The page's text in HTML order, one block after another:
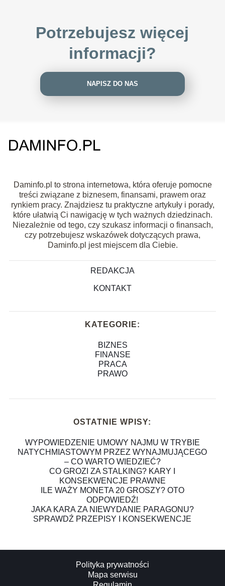
Potrzebujesz więcej
informacji?
NAPISZ DO NAS
Daminfo.pl to strona internetowa, która oferuje pomocne
treści związane z biznesem, finansami, prawem oraz
rynkiem pracy. Znajdziesz tu praktyczne artykuły i porady,
które ułatwią Ci nawigację w tych ważnych dziedzinach.
Niezależnie od tego, czy szukasz informacji o finansach,
czy potrzebujesz wskazówek dotyczących prawa,
Daminfo.pl jest miejscem dla Ciebie.
REDAKCJA
KONTAKT
KATEGORIE:
BIZNES
FINANSE
PRACA
PRAWO
OSTATNIE WPISY:
WYPOWIEDZENIE UMOWY NAJMU W TRYBIE
NATYCHMIASTOWYM PRZEZ WYNAJMUJĄCEGO
– CO WARTO WIEDZIEĆ?
CO GROZI ZA STALKING? KARY I
KONSEKWENCJE PRAWNE
ILE WAŻY MONETA 20 GROSZY? OTO
ODPOWIEDŹ!
JAKA KARA ZA NIEWYDANIE PARAGONU?
SPRAWDŹ PRZEPISY I KONSEKWENCJE
Polityka prywatności
Mapa serwisu